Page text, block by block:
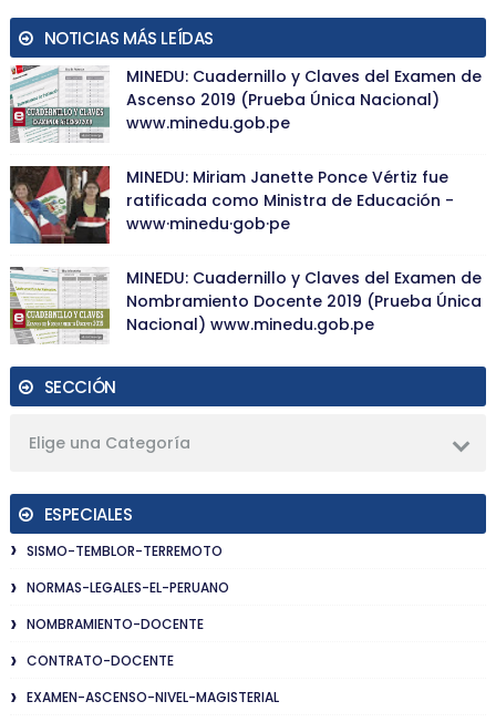
NOTICIAS MÁS LEÍDAS
MINEDU: Cuadernillo y Claves del Examen de
Ascenso 2019 (Prueba Única Nacional)
www.minedu.gob.pe
MINEDU: Miriam Janette Ponce Vértiz fue
ratificada como Ministra de Educación -
www·minedu·gob·pe
MINEDU: Cuadernillo y Claves del Examen de
Nombramiento Docente 2019 (Prueba Única
Nacional) www.minedu.gob.pe
SECCIÓN
Elige una Categoría
ESPECIALES
SISMO-TEMBLOR-TERREMOTO
NORMAS-LEGALES-EL-PERUANO
NOMBRAMIENTO-DOCENTE
CONTRATO-DOCENTE
EXAMEN-ASCENSO-NIVEL-MAGISTERIAL